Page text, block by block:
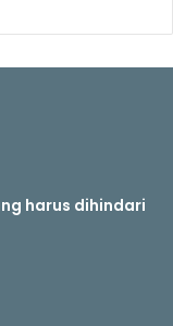
harus dihindari